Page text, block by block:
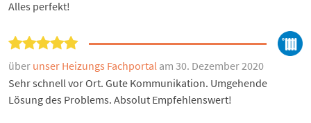
Alles perfekt!
über unser Heizungs Fachportal am 30. Dezember 2020
Sehr schnell vor Ort. Gute Kommunikation. Umgehende
Lösung des Problems. Absolut Empfehlenswert!